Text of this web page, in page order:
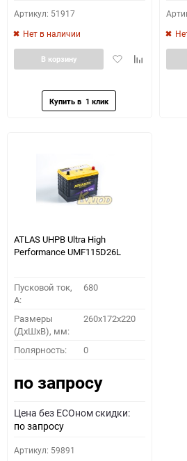
Артикул: 51917
Нет в наличии
ДобавитьДобавить
В корзину
ATLAS UHPB Ultra High
Performance UMF115D26L
Пусковой ток,
A:
680
Размеры
(ДхШхВ), мм:
260x172x220
Полярность: 0
по запросу
Цена без ECOном скидки:
по запросу
Артикул: 59891